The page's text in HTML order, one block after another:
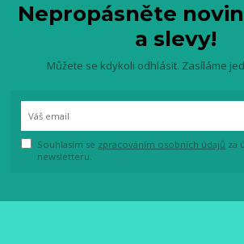
Nepropásněte
a slevy!
Můžete se kdykoli odhlásit. Zasíláme
Souhlasím se zpracováním osobních údajů za
newsletteru.